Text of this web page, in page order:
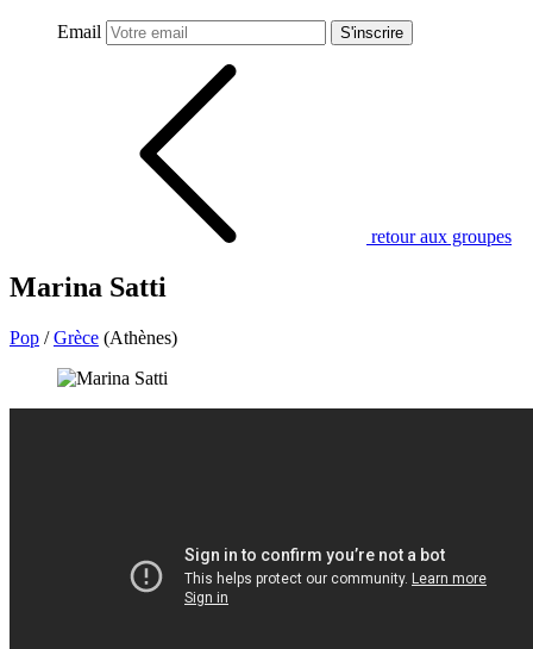
Email S'inscrire
retour aux groupes
Marina Satti
Pop /Grèce (Athènes)